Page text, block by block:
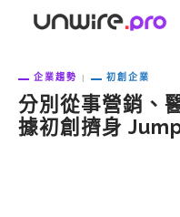
企業趨勢 初創企業
分別從事營銷、
據初創擠身